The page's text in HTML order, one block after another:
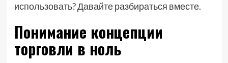
использовать? Давайте разбираться вместе.
Понимание концепции
торговли в ноль